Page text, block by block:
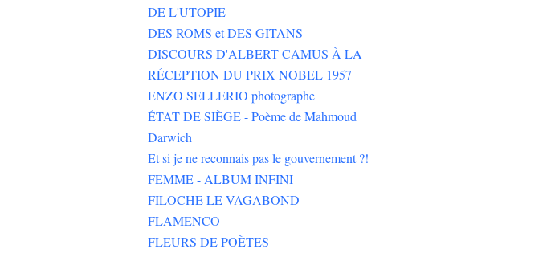
DE L'UTOPIE
DES ROMS et DES GITANS
DISCOURS D'ALBERT CAMUS À LA
RÉCEPTION DU PRIX NOBEL 1957
ENZO SELLERIO photographe
ÉTAT DE SIÈGE - Poème de Mahmoud
Darwich
Et si je ne reconnais pas le gouvernement ?!
FEMME - ALBUM INFINI
FILOCHE LE VAGABOND
FLAMENCO
FLEURS DE POÈTES